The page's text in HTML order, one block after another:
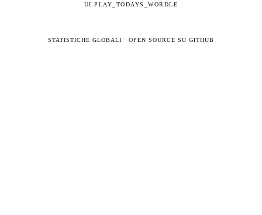
UI.PLAY_TODAYS_WORDLE
STATISTICHE GLOBALI · OPEN SOURCE SU GITHUB